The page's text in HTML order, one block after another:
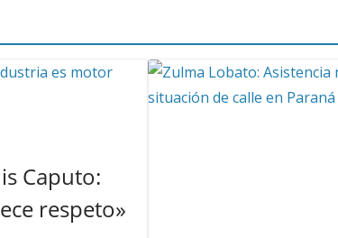
Caputo:
respeto»